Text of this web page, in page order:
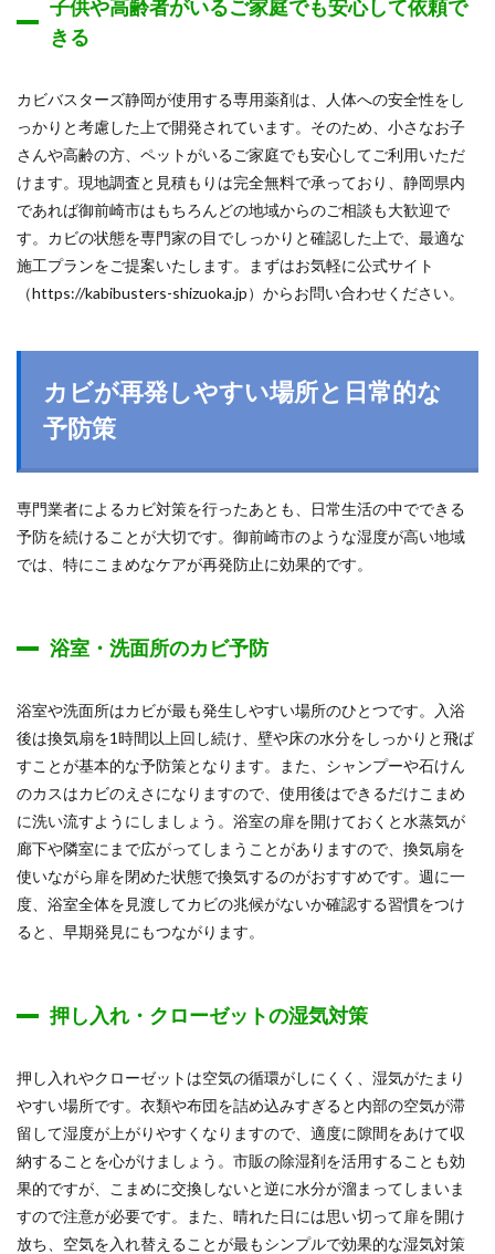
子供や高齢者がいるご家庭でも安心して依頼で
きる
カビバスターズ静岡が使用する専用薬剤は、人体への安全性をし
っかりと考慮した上で開発されています。そのため、小さなお子
さんや高齢の方、ペットがいるご家庭でも安心してご利用いただ
けます。現地調査と見積もりは完全無料で承っており、静岡県内
であれば御前崎市はもちろんどの地域からのご相談も大歓迎で
す。カビの状態を専門家の目でしっかりと確認した上で、最適な
施工プランをご提案いたします。まずはお気軽に公式サイト
（https://kabibusters-shizuoka.jp）からお問い合わせください。
カビが再発しやすい場所と日常的な
予防策
専門業者によるカビ対策を行ったあとも、日常生活の中でできる
予防を続けることが大切です。御前崎市のような湿度が高い地域
では、特にこまめなケアが再発防止に効果的です。
浴室・洗面所のカビ予防
浴室や洗面所はカビが最も発生しやすい場所のひとつです。入浴
後は換気扇を1時間以上回し続け、壁や床の水分をしっかりと飛ば
すことが基本的な予防策となります。また、シャンプーや石けん
のカスはカビのえさになりますので、使用後はできるだけこまめ
に洗い流すようにしましょう。浴室の扉を開けておくと水蒸気が
廊下や隣室にまで広がってしまうことがありますので、換気扇を
使いながら扉を閉めた状態で換気するのがおすすめです。週に一
度、浴室全体を見渡してカビの兆候がないか確認する習慣をつけ
ると、早期発見にもつながります。
押し入れ・クローゼットの湿気対策
押し入れやクローゼットは空気の循環がしにくく、湿気がたまり
やすい場所です。衣類や布団を詰め込みすぎると内部の空気が滞
留して湿度が上がりやすくなりますので、適度に隙間をあけて収
納することを心がけましょう。市販の除湿剤を活用することも効
果的ですが、こまめに交換しないと逆に水分が溜まってしまいま
すので注意が必要です。また、晴れた日には思い切って扉を開け
放ち、空気を入れ替えることが最もシンプルで効果的な湿気対策